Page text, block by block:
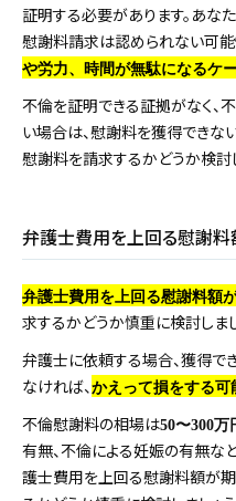
証明する必要があります。あ
慰謝料請求は認められない可能
や労力、時間が無駄になるケ
不倫を証明できる証拠がなく、
い場合は、慰謝料を獲得できな
慰謝料を請求するかどうか検討
弁護士費用を上回る慰謝
弁護士費用を上回る慰謝料額
求するかどうか慎重に検討しまし
弁護士に依頼する場合、獲得
なければ、かえって損をする可
不倫慰謝料の相場は50〜300万
有無、不倫による妊娠の有無な
護士費用を上回る慰謝料額が